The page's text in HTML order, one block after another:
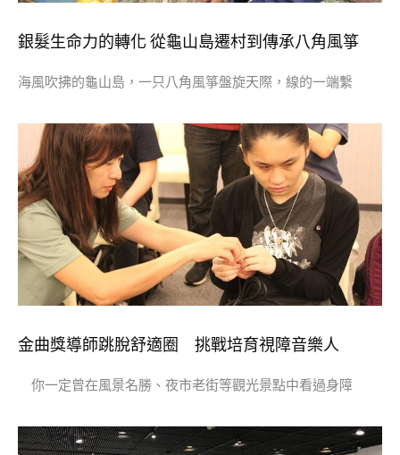
銀髮生命力的轉化 從龜山島遷村到傳承八角風箏
海風吹拂的龜山島，一只八角風箏盤旋天際，線的一端繫
金曲獎導師跳脫舒適圈 挑戰培育視障音樂人
你一定曾在風景名勝、夜市老街等觀光景點中看過身障